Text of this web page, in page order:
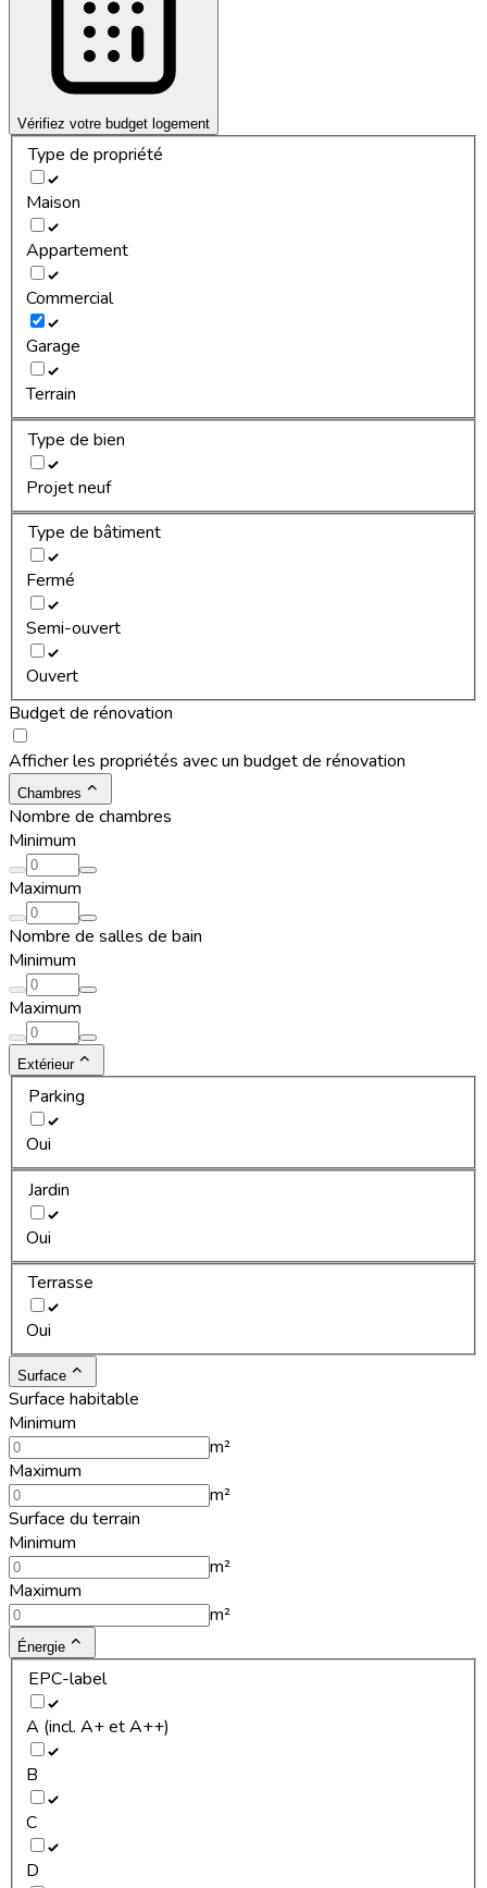
Vérifiez votre budget logement
Type de propriété
Maison
Appartement
Commercial
Garage
Terrain
Type de bien
Projet neuf
Type de bâtiment
Fermé
Semi-ouvert
Ouvert
Budget de rénovation
Afficher les propriétés avec un budget de rénovation
Chambres
Nombre de chambres
Minimum
Maximum
Nombre de salles de bain
Minimum
Maximum
Extérieur
Parking
Oui
Jardin
Oui
Terrasse
Oui
Surface
Surface habitable
Minimum
m²
Maximum
m²
Surface du terrain
Minimum
m²
Maximum
m²
Énergie
EPC-label
A (incl. A+ et A++)
B
C
D